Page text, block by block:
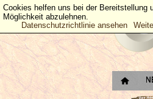
Cookies helfen uns bei der Bereitstellung
Möglichkeit abzulehnen.
Datenschutzrichtlinie ansehen